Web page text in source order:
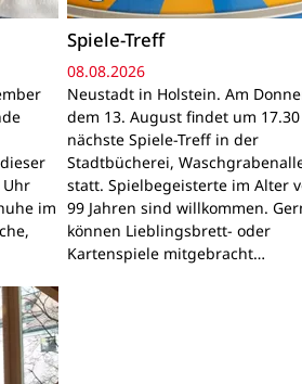
im
Spiele-Treff
08.08.2026
Neustadt in Holstein. Am
dem 13. August findet um
nächste Spiele-Treff in der
Stadtbücherei,
statt. Spielbegeisterte im Alter
99 Jahren sind willkommen.
können Lieblingsbrett- oder
Kartenspiele mitgebracht…